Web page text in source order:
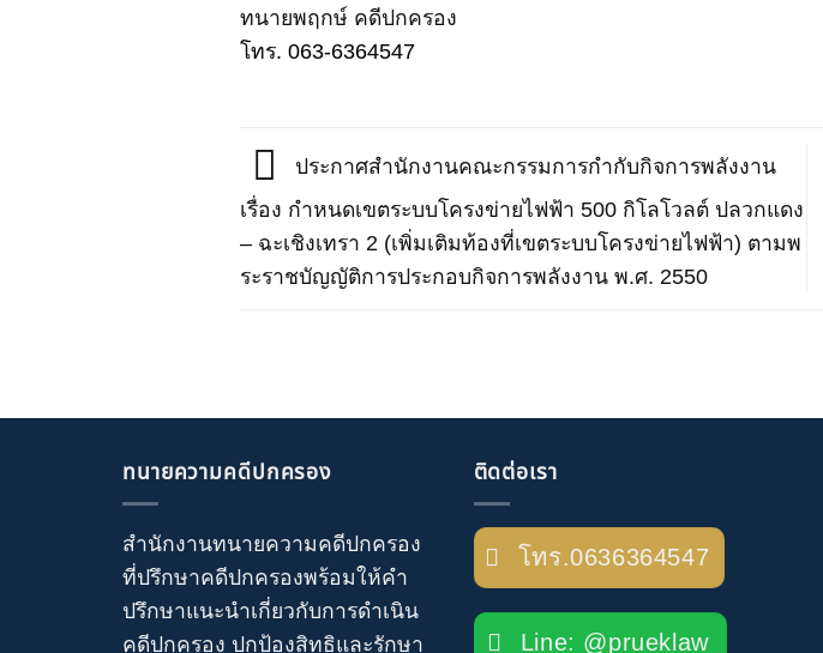
ทนายพฤกษ์ คดีปกครอง
โทร. 063-6364547
ประกาศสำนักงานคณะกรรมการกำกับกิจการพลังงาน
เรื่อง กำหนดเขตระบบโครงข่ายไฟฟ้า 500 กิโลโวลต์ ปลวกแดง
– ฉะเชิงเทรา 2 (เพิ่มเติมท้องที่เขตระบบโครงข่ายไฟฟ้า) ตามพ
ระราชบัญญัติการประกอบกิจการพลังงาน พ.ศ. 2550
ทนายความคดีปกครอง
สำนักงานทนายความคดีปกครอง
ที่ปรึกษาคดีปกครองพร้อมให้คำ
ปรึกษาแนะนำเกี่ยวกับการดำเนิน
คดีปกครอง ปกป้องสิทธิและรักษา
ติดต่อเรา
โทร.0636364547
Line: @prueklaw